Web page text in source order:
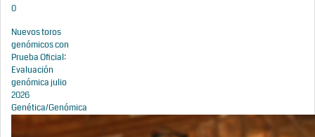
0
Nuevos toros
genómicos con
Prueba Oficial:
Evaluación
genómica julio
2026
Genética/Genómica